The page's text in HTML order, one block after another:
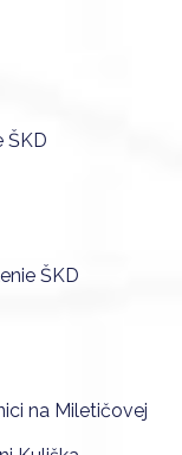
ŠKD
ŠKD
na Miletičovej